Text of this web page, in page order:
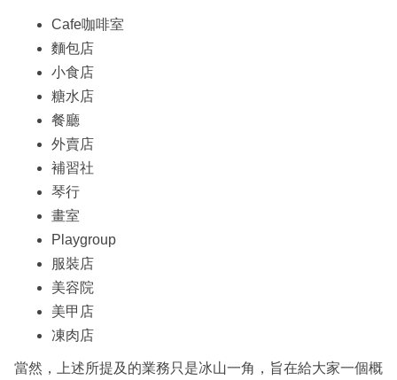
Cafe咖啡室
麵包店
小食店
糖水店
餐廳
外賣店
補習社
琴行
畫室
Playgroup
服裝店
美容院
美甲店
凍肉店
當然，上述所提及的業務只是冰山一角，旨在給大家一個概